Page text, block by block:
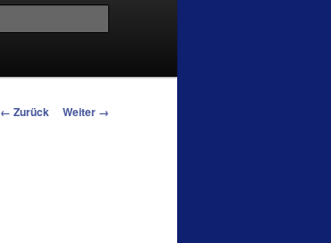
Bilder-Navigation
← Zurück Weiter →